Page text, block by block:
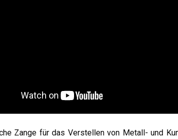
Zange für das Verstellen von Metall- und